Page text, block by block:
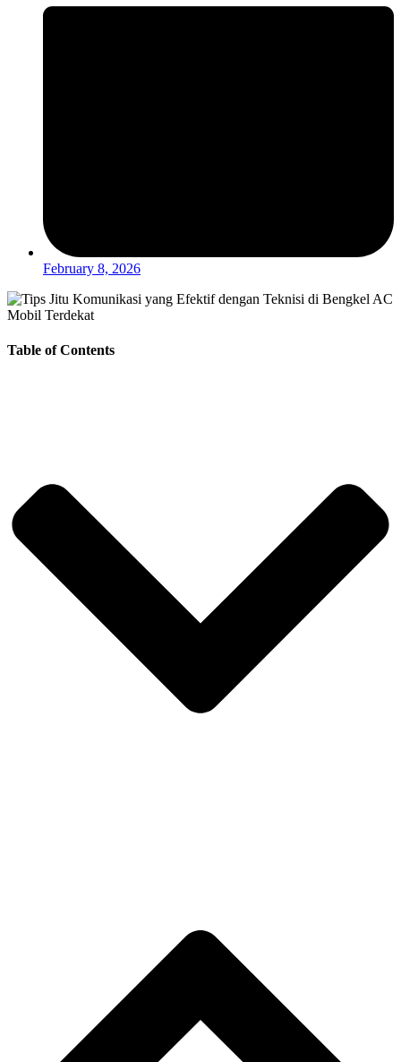
February 8, 2026
Table of Contents